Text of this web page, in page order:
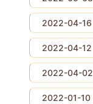
2022-04-16
2022-04-12
2022-04-02
2022-01-10